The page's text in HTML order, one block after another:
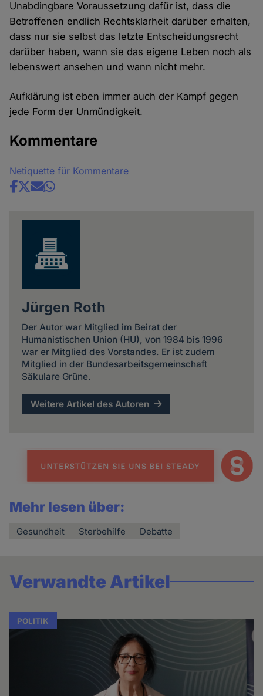
Unabdingbare Voraussetzung dafür ist, dass die
Betroffenen endlich Rechtsklarheit darüber erhalten,
dass nur sie selbst das letzte Entscheidungsrecht
darüber haben, wann sie das eigene Leben noch als
lebenswert ansehen und wann nicht mehr.
Aufklärung ist eben immer auch der Kampf gegen
jede Form der Unmündigkeit.
Kommentare
Netiquette für Kommentare
Share
Jürgen Roth
Der Autor war Mitglied im Beirat der
Humanistischen Union (HU), von 1984 bis 1996
war er Mitglied des Vorstandes. Er ist zudem
Mitglied in der Bundesarbeitsgemeinschaft
Säkulare Grüne.
Weitere Artikel des Autoren
Mehr lesen über:
Gesundheit Sterbehilfe Debatte
Verwandte Artikel
POLITIK